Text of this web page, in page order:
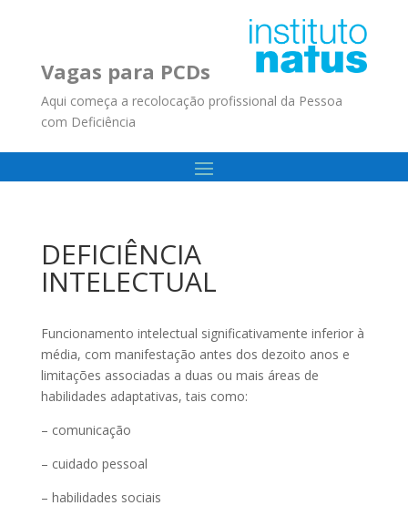
Vagas para PCDs
Aqui começa a recolocação profissional da Pessoa
com Deficiência
DEFICIÊNCIA
INTELECTUAL
Funcionamento intelectual significativamente inferior à
média, com manifestação antes dos dezoito anos e
limitações associadas a duas ou mais áreas de
habilidades adaptativas, tais como:
– comunicação
– cuidado pessoal
– habilidades sociais